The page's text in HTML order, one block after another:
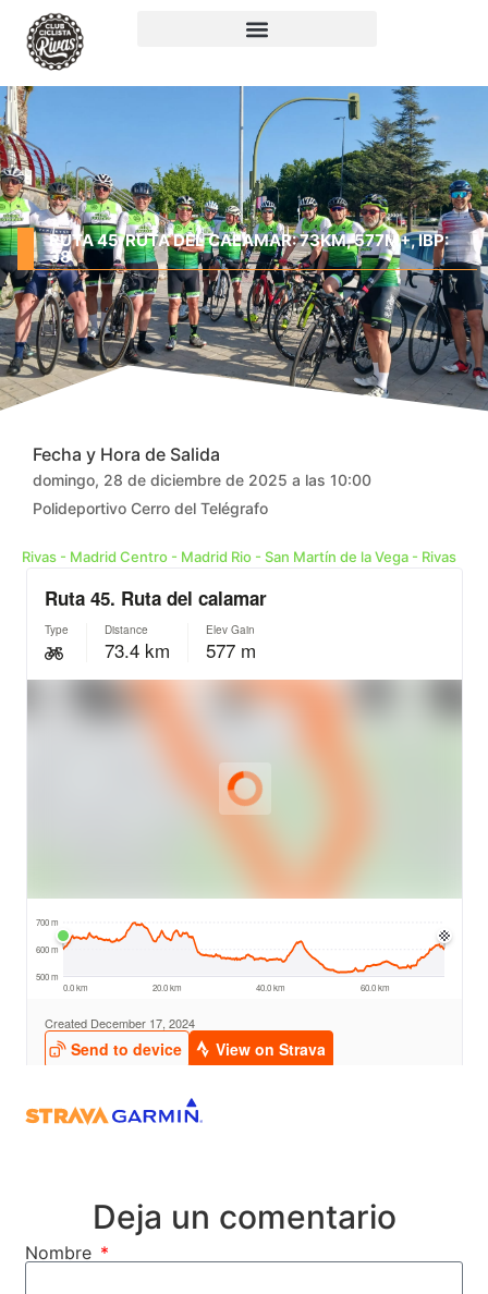
RUTA 45. RUTA DEL CALAMAR: 73KM, 577M+, IBP:
38
Fecha y Hora de Salida
domingo, 28 de diciembre de 2025 a las 10:00
Polideportivo Cerro del Telégrafo
Rivas - Madrid Centro - Madrid Rio - San Martín de la Vega - Rivas
Deja un comentario
Nombre